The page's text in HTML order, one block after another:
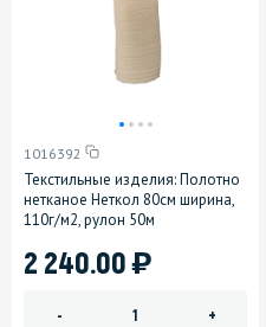
1016392
Текстильные изделия: Полотно
нетканое Неткол 80см ширина,
110г/м2, рулон 50м
2 240.00)
- +